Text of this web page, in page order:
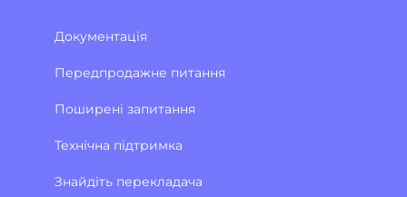
Документація
Передпродажне питання
Поширені запитання
Технічна підтримка
Знайдіть перекладача